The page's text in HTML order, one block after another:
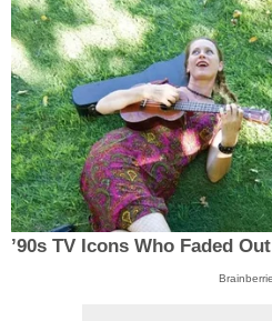
’90s TV Icons Who Faded